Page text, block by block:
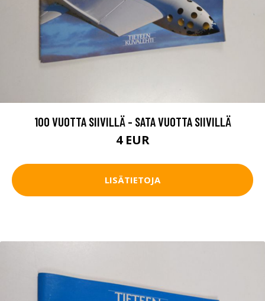
100 VUOTTA SIIVILLÄ - SATA VUOTTA SIIVILLÄ
4 EUR
LISÄTIETOJA